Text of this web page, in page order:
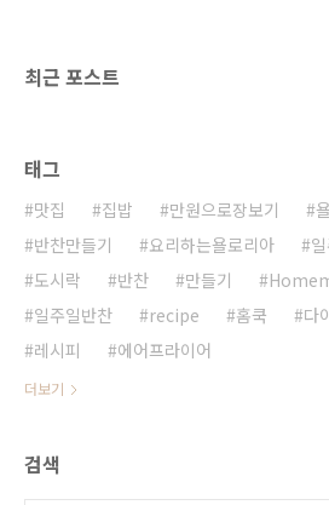
들고 스위치도 똑..
최근 포스트
태그
맛집 집밥 만원으로장보기
반찬만들기
요리하는욜로리아
도시락
반찬 만들기
일주일반찬
recipe 홈쿡 다
레시피
에어프라이어
더보기
검색